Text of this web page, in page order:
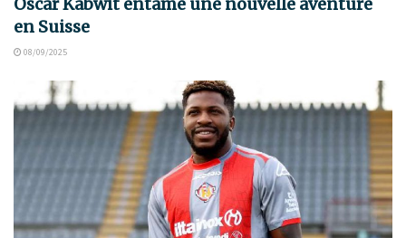
en Suisse
08/09/2025